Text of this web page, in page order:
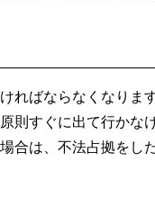
ればならなくなります
則すぐに出て行かな
合は、不法占拠をし